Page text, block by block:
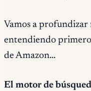
Vamos a profundizar
entendiendo primero
de Amazon…
El motor de